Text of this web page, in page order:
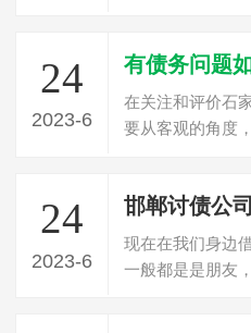
24
2023-6
在关注和评价石
要从客观的角度
24
2023-6
现在在我们身边
一般都是是朋友